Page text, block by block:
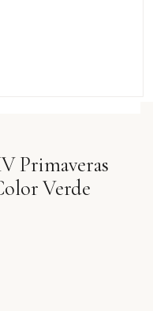
Primaveras
Verde